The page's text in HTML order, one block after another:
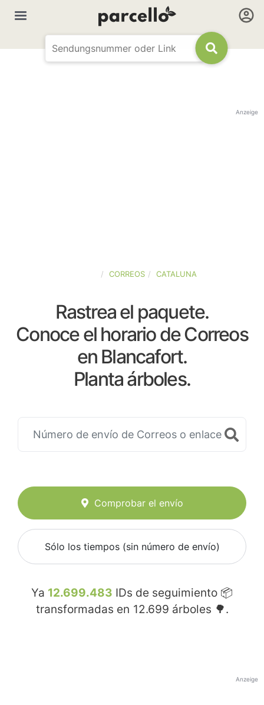
Anzeige
CORREOS CATALUNA
Rastrea el paquete.
Conoce el horario de Correos
en Blancafort.
Planta árboles.
Comprobar el envío
Sólo los tiempos (sin número de envío)
Ya 12.699.483 IDs de seguimiento 📦
transformadas en 12.699 árboles 🌳.
Anzeige